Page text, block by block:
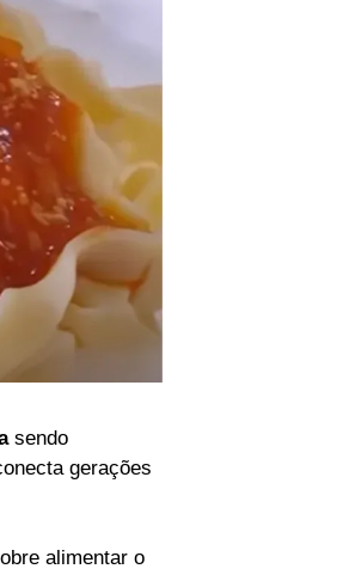
sendo
gerações
alimentar o